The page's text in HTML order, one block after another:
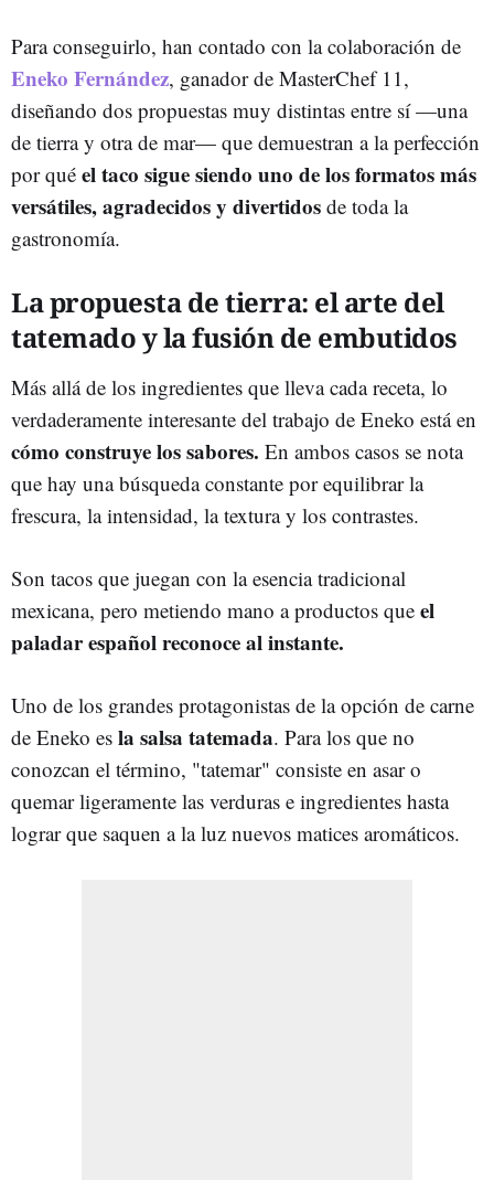
Para conseguirlo, han contado con la colaboración de
Eneko Fernández, ganador de MasterChef 11,
diseñando dos propuestas muy distintas entre sí —una
de tierra y otra de mar— que demuestran a la perfección
por qué el taco sigue siendo uno de los formatos más
versátiles, agradecidos y divertidos de toda la
gastronomía.
La propuesta de tierra: el arte del
tatemado y la fusión de embutidos
Más allá de los ingredientes que lleva cada receta, lo
verdaderamente interesante del trabajo de Eneko está en
cómo construye los sabores. En ambos casos se nota
que hay una búsqueda constante por equilibrar la
frescura, la intensidad, la textura y los contrastes.
Son tacos que juegan con la esencia tradicional
mexicana, pero metiendo mano a productos que el
paladar español reconoce al instante.
Uno de los grandes protagonistas de la opción de carne
de Eneko es la salsa tatemada. Para los que no
conozcan el término, "tatemar" consiste en asar o
quemar ligeramente las verduras e ingredientes hasta
lograr que saquen a la luz nuevos matices aromáticos.